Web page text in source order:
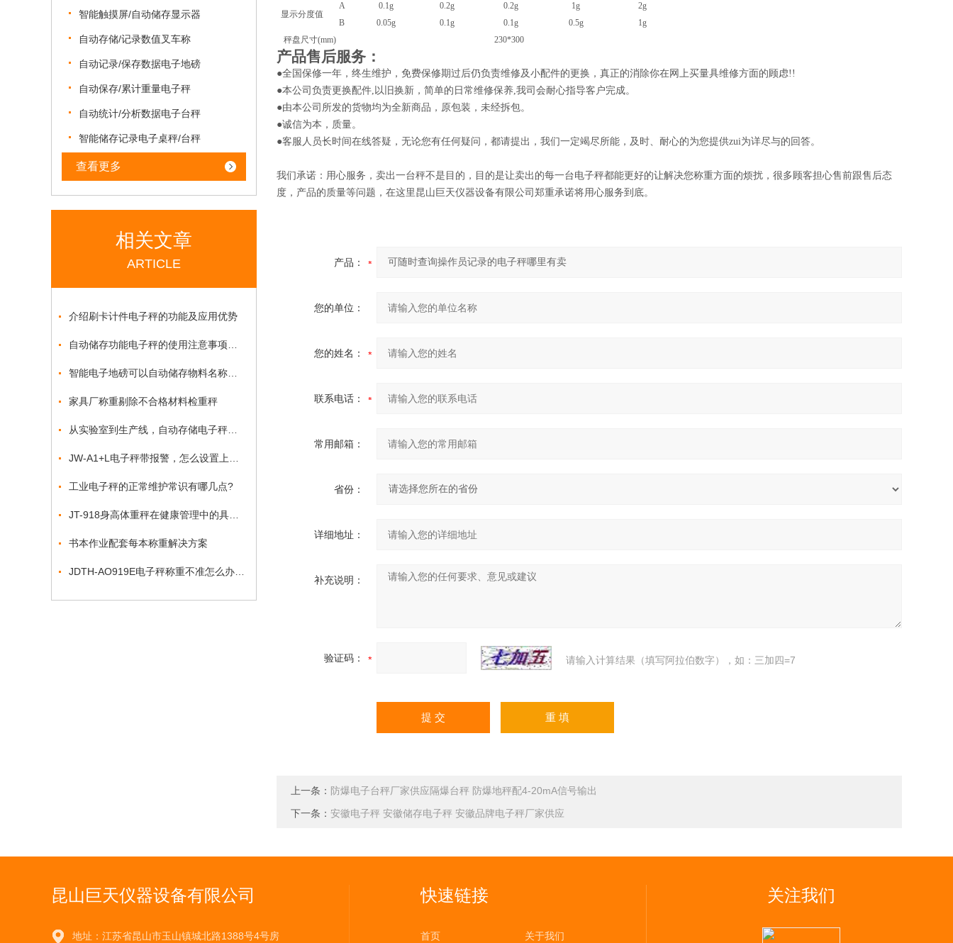
智能触摸屏/自动储存显示器
自动存储/记录数值叉车称
自动记录/保存数据电子地磅
自动保存/累计重量电子秤
自动统计/分析数据电子台秤
智能储存记录电子桌秤/台秤
查看更多
相关文章
ARTICLE
介绍刷卡计件电子秤的功能及应用优势
家具厂称重剔除不合格材料检重秤
工业电子秤的正常维护常识有哪几点?
书本作业配套每本称重解决方案
显示分度值
A 0.1g 0.2g 0.2g 1g 2g
B
0.05g 0.1g 0.1g 0.5g 1g
秤盘尺寸(mm)
230*300
产品售后服务：
●全国保修一年，终生维护，免费保修期过后仍负责维修及小配件的更换，真正的消除你在网上买量具维修方面的顾虑!!
●本公司负责更换配件,以旧换新，简单的日常维修保养,我司会耐心指导客户完成。
●由本公司所发的货物均为全新商品，原包装，未经拆包。
●诚信为本，质量。
●客服人员长时间在线答疑，无论您有任何疑问，都请提出，我们一定竭尽所能，及时、耐心的为您提供zui为详尽与的回答。
我们承诺：用心服务，卖出一台秤不是目的，目的是让卖出的每一台电子秤都能更好的让解决您称重方面的烦扰，很多顾客担心售前跟售后态
度，产品的质量等问题，在这里昆山巨天仪器设备有限公司郑重承诺将用心服务到底。
产品：
您的单位：
您的姓名：
联系电话：
常用邮箱：
省份：
详细地址：
补充说明：
验证码： 请输入计算结果（填写阿拉伯数字），如：三加四=7
上一条： 防爆电子台秤厂家供应隔爆台秤 防爆地秤配4-20mA信号输出
下一条： 安徽电子秤 安徽储存电子秤 安徽品牌电子秤厂家供应
昆山巨天仪器设备有限公司
地址：江苏省昆山市玉山镇城北路1388号4号房
快速链接
首页 关于我们
关注我们